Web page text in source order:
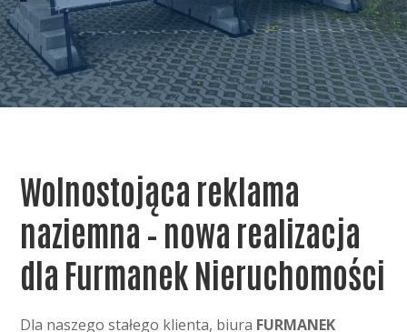
Wolnostojąca reklama
naziemna – nowa realizacja
dla Furmanek Nieruchomości
Dla naszego stałego klienta, biura FURMANEK